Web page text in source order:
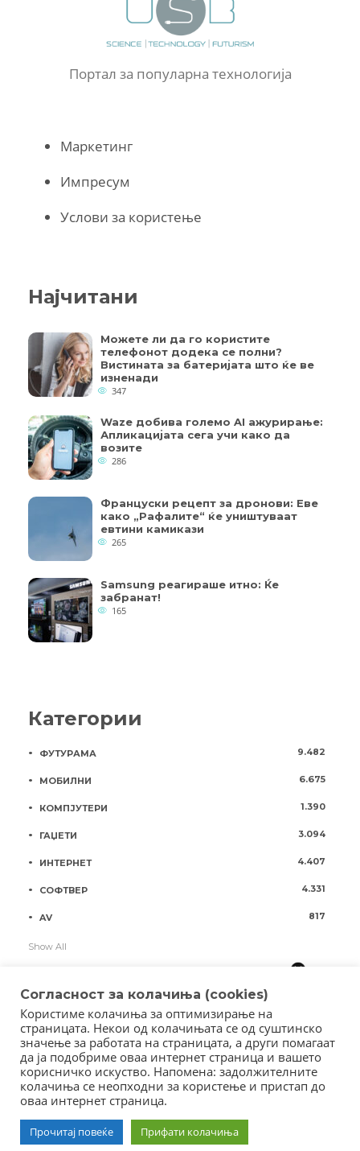
Портал за популарна технологија
Маркетинг
Импресум
Услови за користење
Најчитани
Можете ли да го користите
телефонот додека се полни?
Вистината за батеријата што ќе ве
изненади
347
Waze добива големо AI ажурирање:
Апликацијата сега учи како да
возите
286
Француски рецепт за дронови: Еве
како „Рафалите“ ќе уништуваат
евтини камикази
265
Samsung реагираше итно: Ќе
забранат!
165
Категории
ФУТУРАМА 9.482
МОБИЛНИ 6.675
КОМПЈУТЕРИ 1.390
ГАЏЕТИ 3.094
ИНТЕРНЕТ 4.407
СОФТВЕР 4.331
AV 817
Show All
Copyright © 2018 - Member of IAB Macedonia
Member of Clip Media Group / 2017
Согласност за колачиња (cookies)
Користиме колачиња за оптимизирање на
страницата. Некои од колачињата се од суштинско
значење за работата на страницата, а други помагаат
да ја подобриме оваа интернет страница и вашето
корисничко искуство. Напомена: задолжителните
колачиња се неопходни за користење и пристап до
оваа интернет страница.
Прочитај повеќе Прифати колачиња